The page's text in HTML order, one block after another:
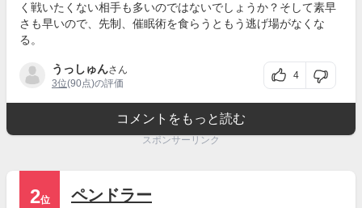
く戦いたくない相手も多いのではないでしょうか？そして素早
さも早いので、先制、催眠術を食らうともう逃げ場がなくな
る。
うっしゅんさん
3位(90点)の評価
4
コメントをもっと読む
スポンサーリンク
2位
ペンドラー